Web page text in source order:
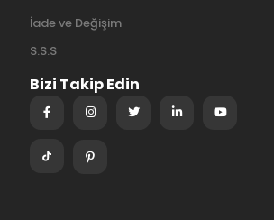
İade ve Değişim
S.S.S
Bizi Takip Edin